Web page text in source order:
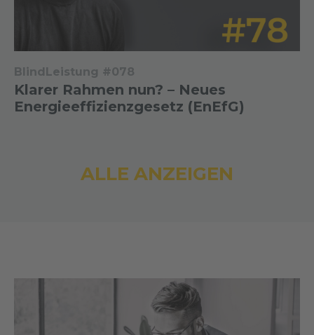
BlindLeistung #078
Klarer Rahmen nun? – Neues
Energieeffizienzgesetz (EnEfG)
ALLE ANZEIGEN